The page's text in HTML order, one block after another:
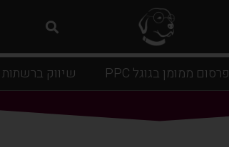
פרסום ממומן בגוגל PPC שיווק